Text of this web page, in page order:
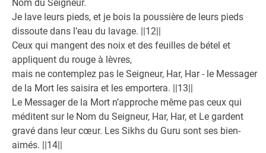
Nom du Seigneur.
Je lave leurs pieds, et je bois la poussière de leurs pieds
dissoute dans l’eau du lavage. ||12||
Ceux qui mangent des noix et des feuilles de bétel et
appliquent du rouge à lèvres,
mais ne contemplez pas le Seigneur, Har, Har - le Messager
de la Mort les saisira et les emportera. ||13||
Le Messager de la Mort n’approche même pas ceux qui
méditent sur le Nom du Seigneur, Har, Har, et Le gardent
gravé dans leur cœur. Les Sikhs du Guru sont ses bien-
aimés. ||14||